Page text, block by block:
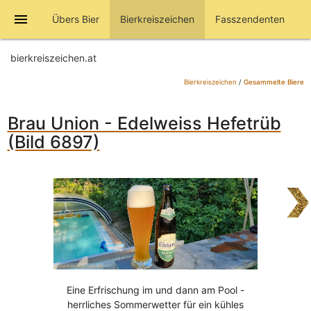
menu Übers Bier Bierkreiszeichen Fasszendenten
bierkreiszeichen.at
Bierkreiszeichen / Gesammelte Biere
Brau Union - Edelweiss Hefetrüb
(Bild 6897)
Eine Erfrischung im und dann am Pool -
herrliches Sommerwetter für ein kühles